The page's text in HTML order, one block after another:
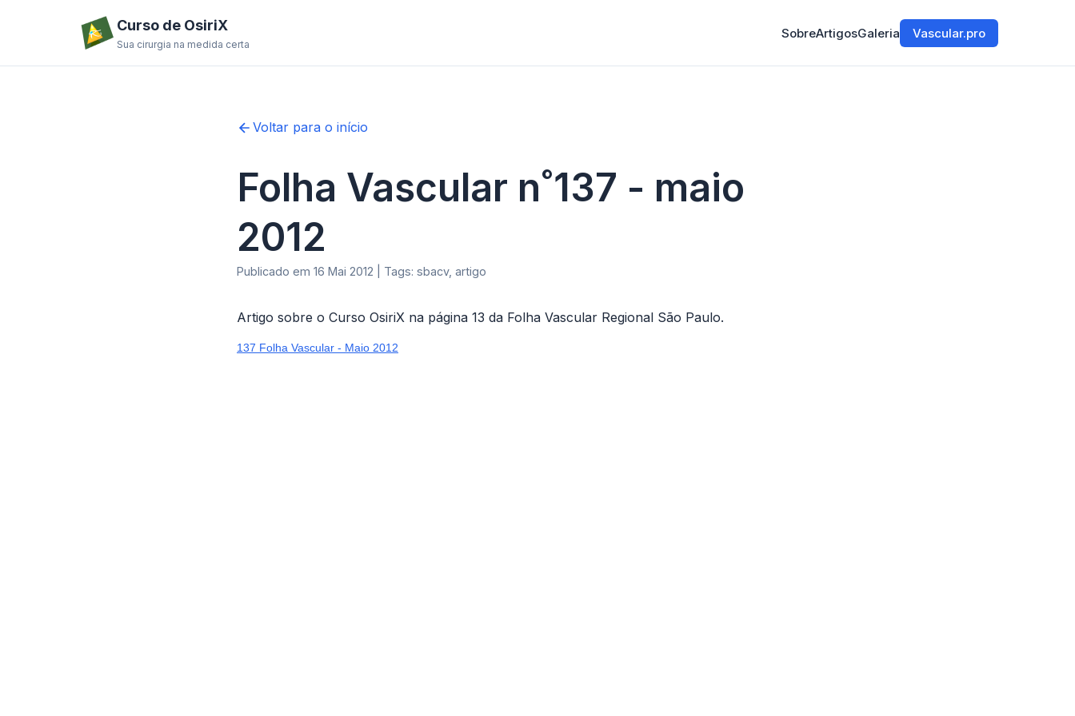
Curso de OsiriX
Sua cirurgia na medida certa
SobreArtigosGaleria Vascular.pro
Voltar para o início
Folha Vascular n˚137 - maio
2012
Publicado em 16 Mai 2012 | Tags: sbacv, artigo
Artigo sobre o Curso OsiriX na página 13 da Folha Vascular Regional São Paulo.
137 Folha Vascular - Maio 2012